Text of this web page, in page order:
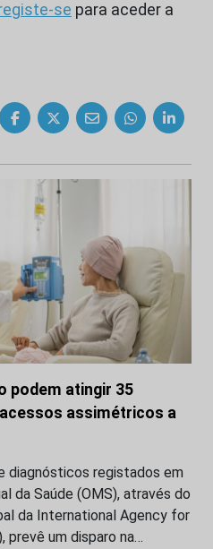
se para aceder a
podem atingir 35
assimétricos a
diagnósticos registados em
da Saúde (OMS), através do
da International Agency for
prevê um disparo na…